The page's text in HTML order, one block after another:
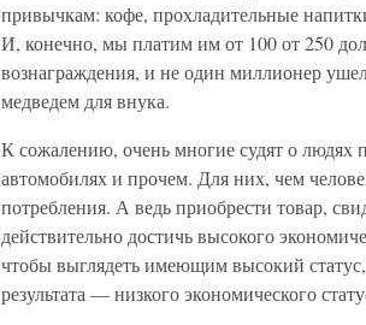
привычкам: кофе, прохладительные
И, конечно, мы платим им от 100 от 250
вознаграждения, и не один миллионер
медведем для внука.
К сожалению, очень многие судят о людях
автомобилях и прочем. Для них, чем
потребления. А ведь приобрести товар,
действительно достичь высокого
чтобы выглядеть имеющим высокий
результата — низкого экономического